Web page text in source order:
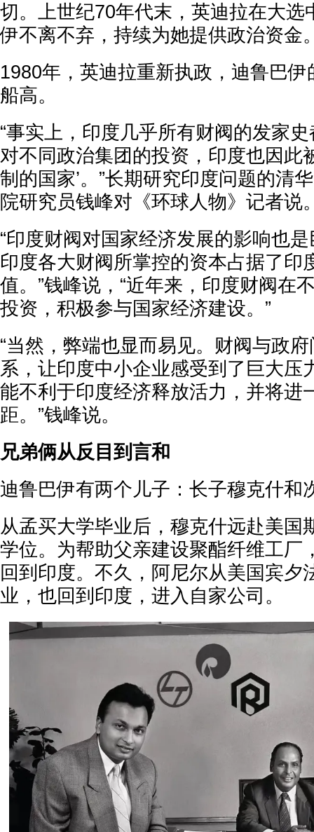
切。上世纪70年代末，英迪拉在大选
伊不离不弃，持续为她提供政治资金
1980年，英迪拉重新执政，迪鲁巴
船高。
“事实上，印度几乎所有财阀的发家
对不同政治集团的投资，印度也因此
制的国家’。”长期研究印度问题的清
院研究员钱峰对《环球人物》记者说
“印度财阀对国家经济发展的影响也
印度各大财阀所掌控的资本占据了印
值。”钱峰说，“近年来，印度财阀在
投资，积极参与国家经济建设。”
“当然，弊端也显而易见。财阀与政
系，让印度中小企业感受到了巨大压
能不利于印度经济释放活力，并将进
距。”钱峰说。‍‍‍‍‍‍‍
兄弟俩从反目到言和
迪鲁巴伊有两个儿子：长子穆克什和
从孟买大学毕业后，穆克什远赴美国
学位。为帮助父亲建设聚酯纤维工厂
回到印度。不久，阿尼尔从美国宾夕
业，也回到印度，进入自家公司。